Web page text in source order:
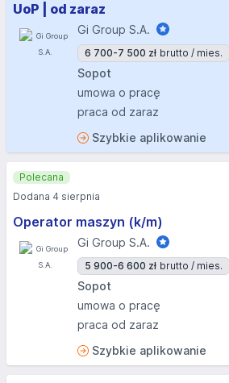
UoP | od zaraz
Gi Group S.A.
6 700-7 500 zł brutto / mies.
Sopot
umowa o pracę
praca od zaraz
Szybkie aplikowanie
Operator maszyn (k/m)
Gi Group S.A.
5 900-6 600 zł brutto / mies.
Sopot
umowa o pracę
praca od zaraz
Szybkie aplikowanie
Polecana
Dodana 4 sierpnia